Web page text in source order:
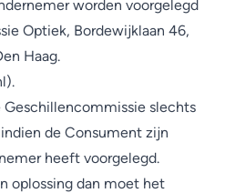
worden voorgelegd
Optiek, Bordewijklaan 46,
Haag.
).
Geschillencommissie slechts
de Consument zijn
heeft voorge­legd.
oplossing dan moet het